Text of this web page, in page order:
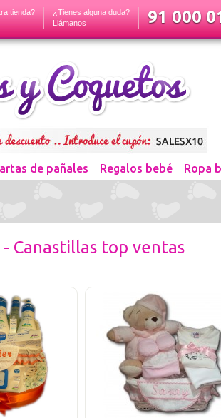
tienda?
¿Tienes alguna duda?
Llámanos
91 000
de pañales Regalos bebé Ropa
- Canastillas top ventas